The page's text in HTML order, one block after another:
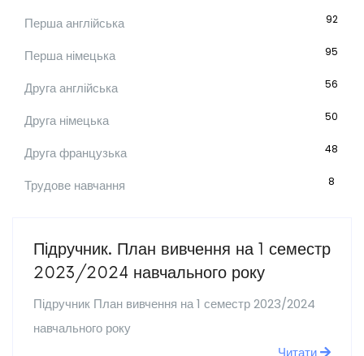
Перша англійська 92
Перша німецька 95
Друга англійська 56
Друга німецька 50
Друга французька 48
Трудове навчання 8
Підручник. План вивчення на 1 семестр
2023/2024 навчального року
Підручник План вивчення на 1 семестр 2023/2024
навчального року
Читати